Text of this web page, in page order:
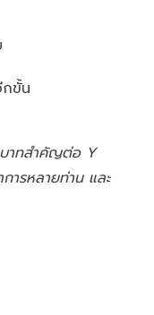
ขั้น
บาทสำคัญต่อ Y
รหลายท่าน และ